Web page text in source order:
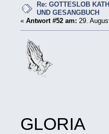
Re: GOTTESLOB
UND GESANGBUCH
« Antwort #52 am: 29.
GLORIA